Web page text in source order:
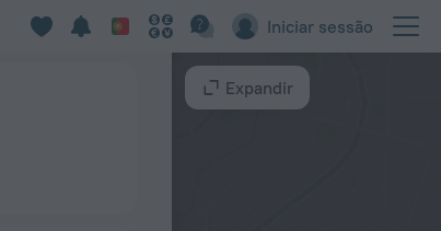
Iniciar sessão
Expandir